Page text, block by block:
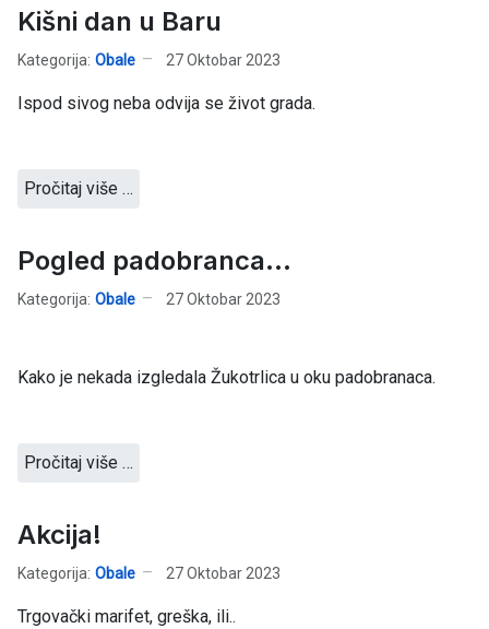
Kišni dan u Baru
Kategorija: Obale 27 Oktobar 2023
Ispod sivog neba odvija se život grada.
Pročitaj više …
Pogled padobranca...
Kategorija: Obale 27 Oktobar 2023
Kako je nekada izgledala Žukotrlica u oku padobranaca.
Pročitaj više …
Akcija!
Kategorija: Obale 27 Oktobar 2023
Trgovački marifet, greška, ili..